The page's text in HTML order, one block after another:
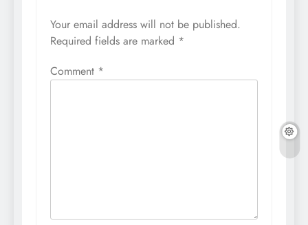
Your email address will not be published.
Required fields are marked *
Comment *